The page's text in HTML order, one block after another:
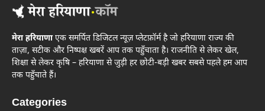
मेरा हरियाणाएक समर्पित डिजिटल न्यूज़ प्लेटफ़ॉर्म है जो हरियाणा राज्य की
ताज़ा, सटीक और निष्पक्ष खबरें आप तक पहुँचाता है। राजनीति से लेकर खेल,
शिक्षा से लेकर कृषि – हरियाणा से जुड़ी हर छोटी-बड़ी खबर सबसे पहले हम आप
तक पहुँचाते हैं।
Categories